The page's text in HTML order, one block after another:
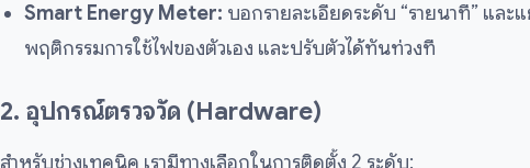
Smart Energy Meter: บอกรายละเอียดระดับ “รายนาที” และ
พฤติกรรมการใช้ไฟของตัวเอง และปรับตัวได้ทันท่วงที
2. อุปกรณ์ตรวจวัด (Hardware)
สำหรับช่างเทคนิค เรามีทางเลือกในการติดตั้ง 2 ระดับ: